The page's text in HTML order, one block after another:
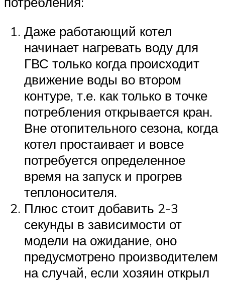
Даже работающий котел
начинает нагревать воду для
ГВС только когда происходит
движение воды во втором
контуре, т.е. как только в точке
потребления открывается кран.
Вне отопительного сезона, когда
котел простаивает и вовсе
потребуется определенное
время на запуск и прогрев
теплоносителя.
Плюс стоит добавить 2-3
секунды в зависимости от
модели на ожидание, оно
предусмотрено производителем
на случай, если хозяин открыл